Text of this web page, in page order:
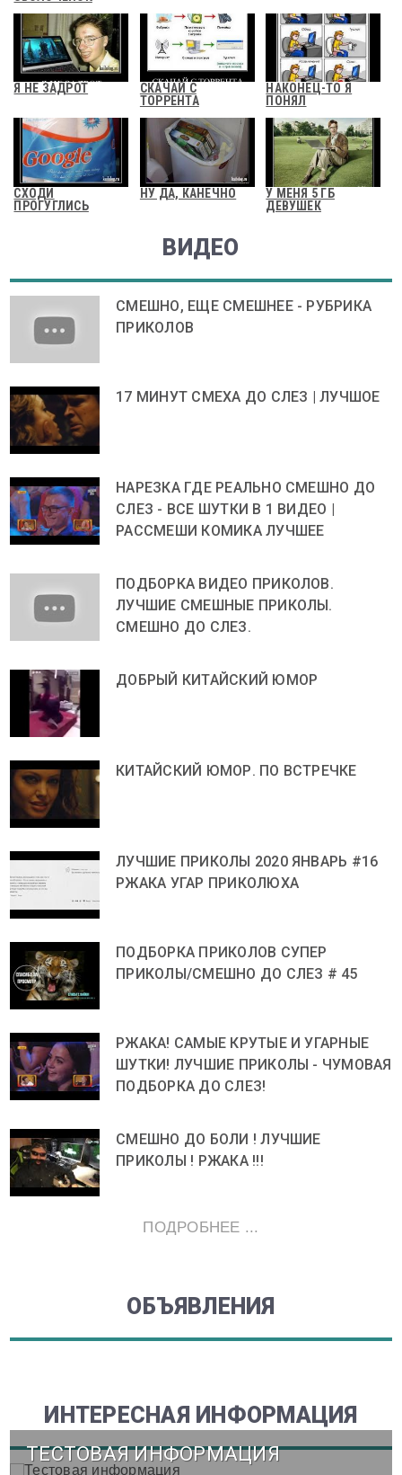
Я НЕ ЗАДРОТ
СКАЧАЙ С
ТОРРЕНТА
НАКОНЕЦ-ТО Я
ПОНЯЛ
СХОДИ
ПРОГУГЛИСЬ
НУ ДА, КАНЕЧНО
У МЕНЯ 5 ГБ
ДЕВУШЕК
ВИДЕО
СМЕШНО, ЕЩЕ СМЕШНЕЕ - РУБРИКА
ПРИКОЛОВ
17 МИНУТ СМЕХА ДО СЛЕЗ | ЛУЧШОЕ
НАРЕЗКА ГДЕ РЕАЛЬНО СМЕШНО ДО
СЛЕЗ - ВСЕ ШУТКИ В 1 ВИДЕО |
РАССМЕШИ КОМИКА ЛУЧШЕЕ
ПОДБОРКА ВИДЕО ПРИКОЛОВ.
ЛУЧШИЕ СМЕШНЫЕ ПРИКОЛЫ.
СМЕШНО ДО СЛЕЗ.
ДОБРЫЙ КИТАЙСКИЙ ЮМОР
КИТАЙСКИЙ ЮМОР. ПО ВСТРЕЧКЕ
ЛУЧШИЕ ПРИКОЛЫ 2020 ЯНВАРЬ #16
РЖАКА УГАР ПРИКОЛЮХА
ПОДБОРКА ПРИКОЛОВ СУПЕР
ПРИКОЛЫ/СМЕШНО ДО СЛЕЗ # 45
РЖАКА! САМЫЕ КРУТЫЕ И УГАРНЫЕ
ШУТКИ! ЛУЧШИЕ ПРИКОЛЫ - ЧУМОВАЯ
ПОДБОРКА ДО СЛЕЗ!
СМЕШНО ДО БОЛИ ! ЛУЧШИЕ
ПРИКОЛЫ ! РЖАКА !!!
ПОДРОБНЕЕ ...
ОБЪЯВЛЕНИЯ
ИНТЕРЕСНАЯ ИНФОРМАЦИЯ
ТЕСТОВАЯ ИНФОРМАЦИЯ